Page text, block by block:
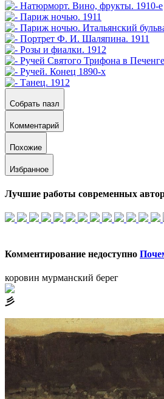
Собрать пазл
Комментарий
Похожие
Избранное
Лучшие работы современных
Комментирование недоступно
коровин мурманский берег
⼺